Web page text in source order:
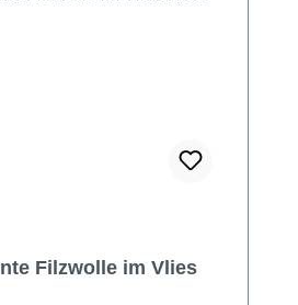
Filzwolle im Vlies